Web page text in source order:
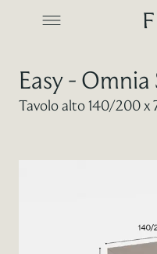
Realizzazioni
Easy -
Tavolo alto 140/200 x